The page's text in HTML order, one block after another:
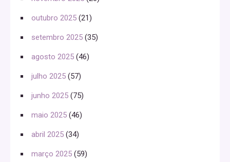
outubro 2025 (21)
setembro 2025 (35)
agosto 2025 (46)
julho 2025 (57)
junho 2025 (75)
maio 2025 (46)
abril 2025 (34)
março 2025 (59)